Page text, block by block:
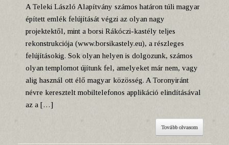
A Teleki László Alapítvány számos határon túli magyar
épített emlék felújítását végzi az olyan nagy
projektektől, mint a borsi Rákóczi-kastély teljes
rekonstrukciója (www.borsikastely.eu), a részleges
felújításokig. Sok olyan helyen is dolgozunk, számos
olyan templomot újítunk fel, amelyeket már nem, vagy
alig használ ott élő magyar közösség. A Toronyiránt
névre keresztelt mobiltelefonos applikáció elindításával
az a […]
Tovább olvasom